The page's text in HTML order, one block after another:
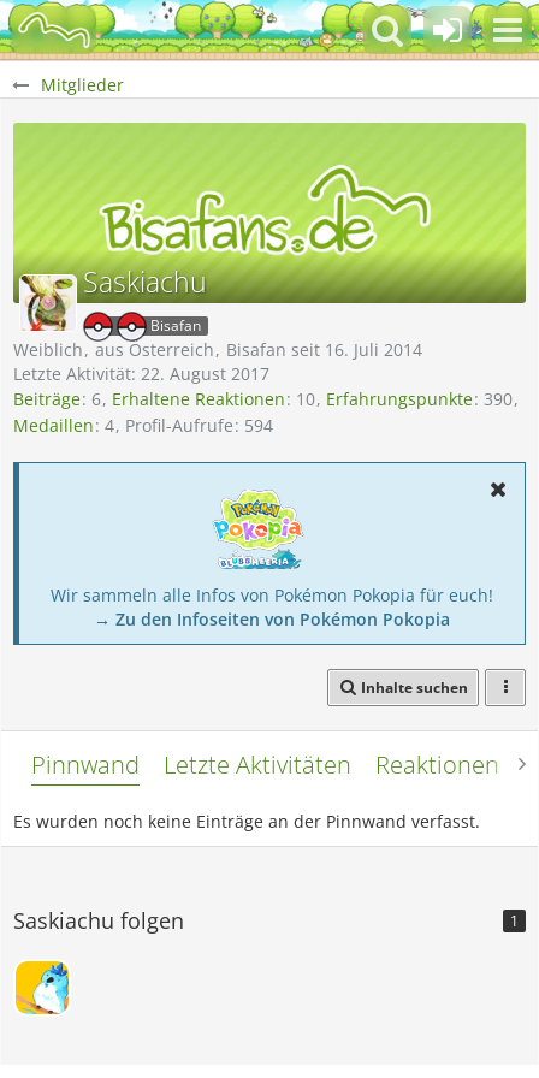
Mitglieder
Saskiachu
Bisafan
Weiblich aus Österreich
Bisafan seit 16. Juli 2014
Letzte Aktivität: 22. August 2017
Beiträge 6 Erhaltene Reaktionen 10 Erfahrungspunkte 390
Medaillen 4 Profil-Aufrufe 594
Wir sammeln alle Infos von Pokémon Pokopia für euch!
→ Zu den Infoseiten von Pokémon Pokopia
Inhalte suchen
Pinnwand Letzte Aktivitäten Reaktionen
Es wurden noch keine Einträge an der Pinnwand verfasst.
Saskiachu folgen 1